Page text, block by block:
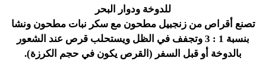
للدوخة ودوار البحر
تصنع أقراص من زنجبيل مطحون مع سكر نبات مطحون ونشا
بنسبة 1 : 3 وتجفف في الظل ويستحلب قرص عند الشعور
بالدوخة أو قبل السفر (القرص يكون في حجم الكرزة).